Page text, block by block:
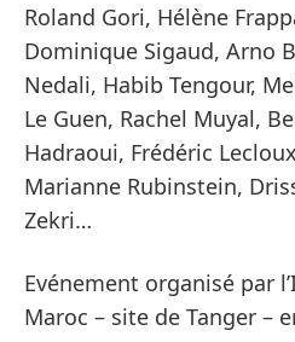
Roland Gori, Hélène
Dominique Sigaud, Arno
Nedali, Habib Tengour,
Le Guen, Rachel Muyal,
Hadraoui, Frédéric
Marianne Rubinstein,
Zekri…
Evénement organisé par
Maroc – site de Tanger –